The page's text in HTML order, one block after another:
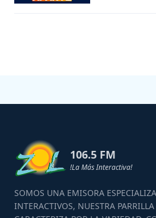
106.5 FM
!La Más Interactiva!
SOMOS UNA EMISORA
INTERACTIVOS, NUESTRA